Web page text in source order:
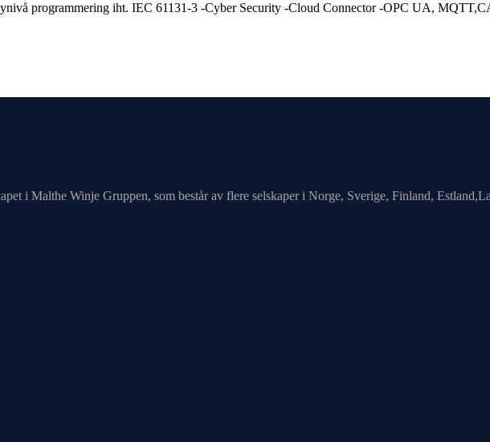
programmering iht. IEC 61131-3 -Cyber Security -Cloud Connector -OPC UA,
i Malthe Winje Gruppen, som består av flere selskaper i Norge, Sverige, Finland,